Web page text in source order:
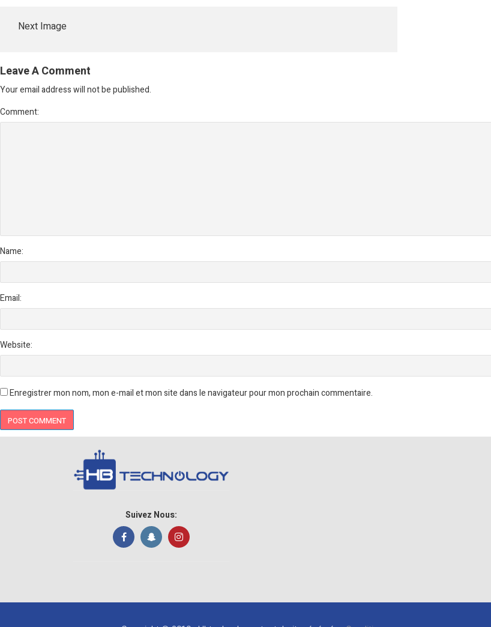
Next Image
Leave A Comment
Your email address will not be published.
Comment:
Name:
Email:
Website:
Enregistrer mon nom, mon e-mail et mon site dans le navigateur pour mon prochain commentaire.
Suivez Nous: